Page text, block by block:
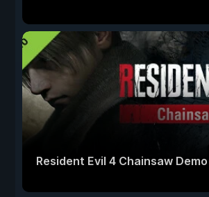
Resident Evil 4 Chainsaw Demo